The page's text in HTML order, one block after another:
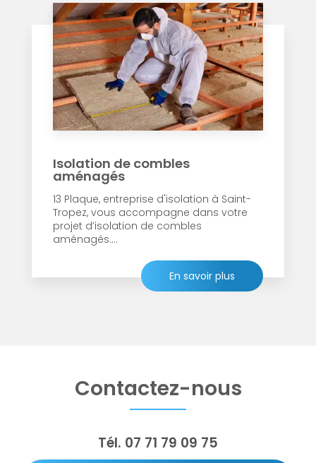
Isolation de combles
aménagés
13 Plaque, entreprise d'isolation à Saint-
Tropez, vous accompagne dans votre
projet d’isolation de combles
aménagés....
En savoir plus
Contactez-nous
Tél. 07 71 79 09 75